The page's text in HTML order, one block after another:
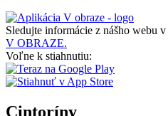
Sledujte informácie z nášho webu v
V OBRAZE.
Voľne k stiahnutiu:
Cintoríny